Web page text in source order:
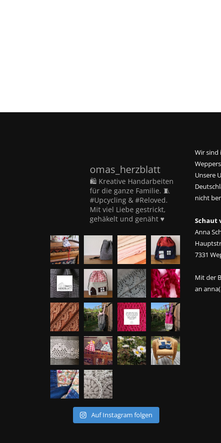
omas_herzblatt
🛍️ Kreative Handarbeiten
für die ganze Familie. 🧵
#Upcycling & #Reloved.
Mit viel Liebe gestrickt,
gehäkelt und genäht ♥
Auf Instagram folgen
Wir sind
Unsere
nicht
Schaut
Anna
7331
Mit der
an